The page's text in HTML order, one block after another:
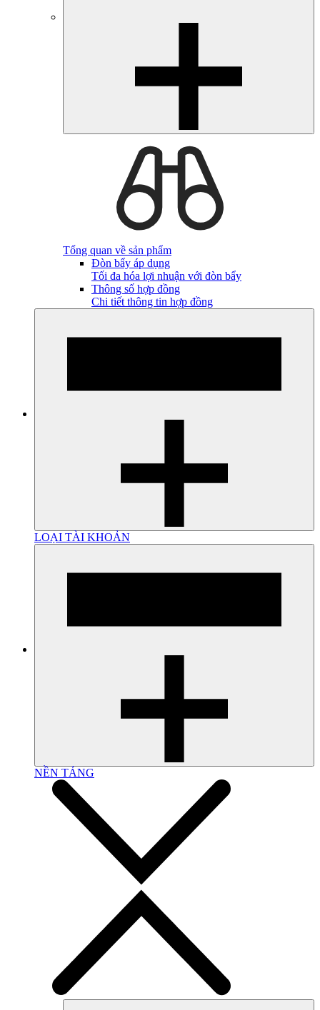
Tổng quan về sản phẩm
Đòn bẩy áp dụng
Tối đa hóa lợi nhuận với đòn bẩy
Thông số hợp đồng
Chi tiết thông tin hợp đồng
LOẠI TÀI KHOẢN
NỀN TẢNG